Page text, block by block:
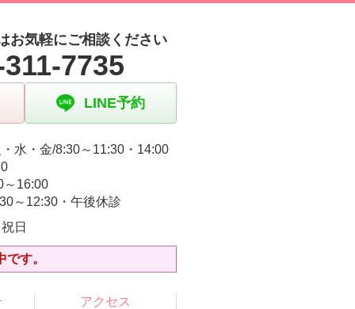
お気軽にご相談ください
7735
LINE予約
・水・金/8:30～11:30・14:00
～16:00
～12:30・午後休診
日
す。
アクセス